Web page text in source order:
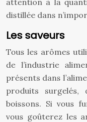
attention à la
distillée dans
Les saveurs
Tous les arômes
de l’industrie
présents dans
produits
boissons. Si vous
vous goûterez les